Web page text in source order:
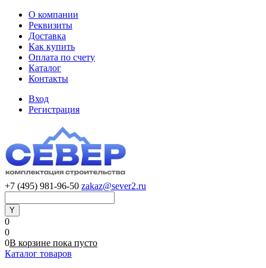
О компании
Реквизиты
Доставка
Как купить
Оплата по счету
Каталог
Контакты
Вход
Регистрация
+7 (495) 981-96-50 zakaz@sever2.ru
0
0
0В корзине пока пусто
Каталог товаров